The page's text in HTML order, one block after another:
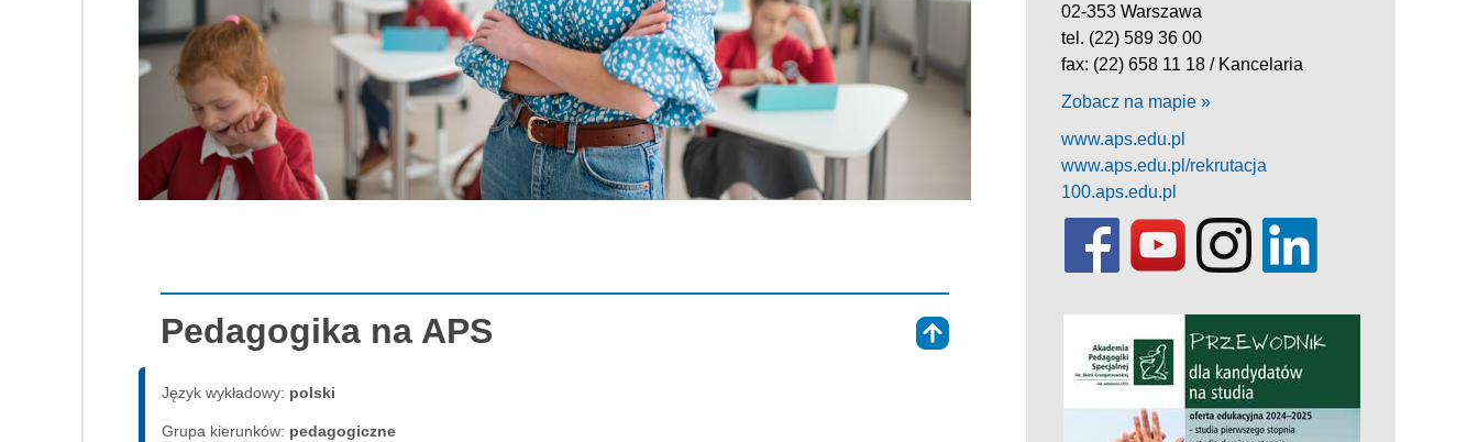
Pedagogika na APS
Język wykładowy: polski
Grupa kierunków: pedagogiczne
02-353 Warszawa
tel. (22) 589 36 00
fax: (22) 658 11 18 / Kancelaria
Zobacz na mapie »
www.aps.edu.pl
www.aps.edu.pl/rekrutacja
100.aps.edu.pl